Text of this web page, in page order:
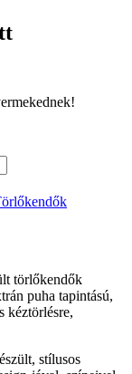
törlőkendők
puha tapintású,
kéztörlésre,
stílusos